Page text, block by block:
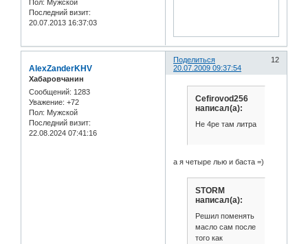
Пол: Мужской
Последний визит:
20.07.2013 16:37:03
Поделиться
12
20.07.2009 09:37:54
AlexZanderKHV
Хабаровчанин
Сообщений: 1283
Уважение: +72
Пол: Мужской
Последний визит:
22.08.2024 07:41:16
Cefirovod256
написал(а):
Не 4ре там литра
а я четыре лью и баста =)
STORM
написал(а):
Решил поменять
масло сам после
того как